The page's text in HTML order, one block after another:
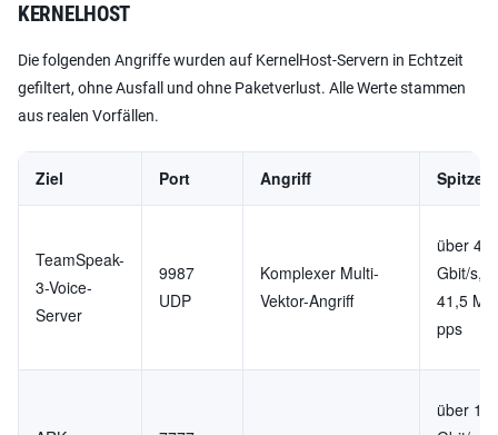
KERNELHOST
Die folgenden Angriffe wurden auf KernelHost-Servern in Echtzeit
gefiltert, ohne Ausfall und ohne Paketverlust. Alle Werte stammen
aus realen Vorfällen.
Ziel Port Angriff
TeamSpeak-
3-Voice-
Server
9987
UDP
Komplexer Multi-
Vektor-Angriff
über
Gbit/s,
41,5
pps
über